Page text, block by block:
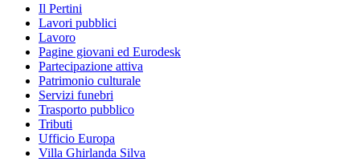
Il Pertini
Lavori pubblici
Lavoro
Pagine giovani ed Eurodesk
Partecipazione attiva
Patrimonio culturale
Servizi funebri
Trasporto pubblico
Tributi
Ufficio Europa
Villa Ghirlanda Silva